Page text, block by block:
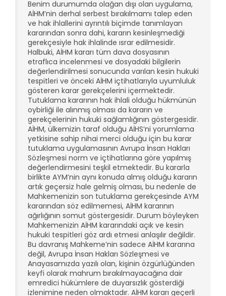
Benim durumumda olağan dışı olan uygulama,
AİHM’nin derhal serbest bırakılmamı talep eden
ve hak ihlallerini ayrıntılı biçimde tanımlayan
kararından sonra dahi, kararın kesinleşmediği
gerekçesiyle hak ihlalinde ısrar edilmesidir.
Halbuki, AİHM kararı tüm dava dosyasının
etraflıca incelenmesi ve dosyadaki bilgilerin
değerlendirilmesi sonucunda varılan kesin hukuki
tespitleri ve önceki AİHM içtihatlarıyla uyumluluk
gösteren karar gerekçelerini içermektedir.
Tutuklama kararının hak ihlali olduğu hükmünün
oybirliği ile alınmış olması da kararın ve
gerekçelerinin hukuki sağlamlığının göstergesidir.
AİHM, ülkemizin taraf olduğu AİHS’ni yorumlama
yetkisine sahip nihai merci olduğu için bu karar
tutuklama uygulamasının Avrupa İnsan Hakları
Sözleşmesi norm ve içtihatlarına göre yapılmış
değerlendirmesini teşkil etmektedir. Bu kararla
birlikte AYM’nin aynı konuda almış olduğu kararın
artık geçersiz hale gelmiş olması, bu nedenle de
Mahkemenizin son tutuklama gerekçesinde AYM
kararından söz edilmemesi, AİHM kararının
ağırlığının somut göstergesidir. Durum böyleyken
Mahkemenizin AİHM kararındaki açık ve kesin
hukuki tespitleri göz ardı etmesi anlaşılır değildir.
Bu davranış Mahkeme’nin sadece AİHM kararına
değil, Avrupa İnsan Hakları Sözleşmesi ve
Anayasamızda yazılı olan, kişinin özgürlüğünden
keyfi olarak mahrum bırakılmayacağına dair
emredici hükümlere de duyarsızlık gösterdiği
izlenimine neden olmaktadır. AİHM kararı geçerli